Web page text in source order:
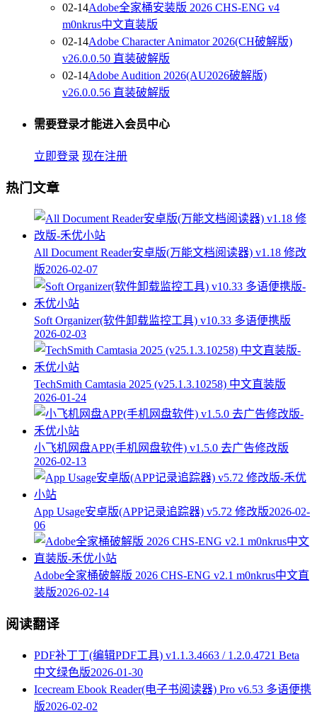
02-14Adobe全家桶安装版 2026 CHS-ENG v4
m0nkrus中文直装版
02-14Adobe Character Animator 2026(CH破解版)
v26.0.0.50 直装破解版
02-14Adobe Audition 2026(AU2026破解版)
v26.0.0.56 直装破解版
需要登录才能进入会员中心
立即登录 现在注册
热门文章
All Document Reader安卓版(万能文档阅读器) v1.18 修改
版2026-02-07
Soft Organizer(软件卸载监控工具) v10.33 多语便携版
2026-02-03
TechSmith Camtasia 2025 (v25.1.3.10258) 中文直装版
2026-01-24
小飞机网盘APP(手机网盘软件) v1.5.0 去广告修改版
2026-02-13
App Usage安卓版(APP记录追踪器) v5.72 修改版2026-02-
06
Adobe全家桶破解版 2026 CHS-ENG v2.1 m0nkrus中文直
装版2026-02-14
阅读翻译
PDF补丁丁(编辑PDF工具) v1.1.3.4663 / 1.2.0.4721 Beta
中文绿色版2026-01-30
Icecream Ebook Reader(电子书阅读器) Pro v6.53 多语便携
版2026-02-02